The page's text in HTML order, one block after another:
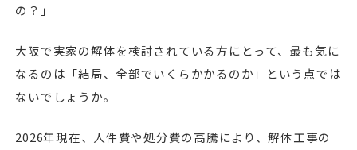
の？」
大阪で実家の解体を検討されている方にとって、最も気に
なるのは「結局、全部でいくらかかるのか」という点では
ないでしょうか。
2026年現在、人件費や処分費の高騰により、解体工事の